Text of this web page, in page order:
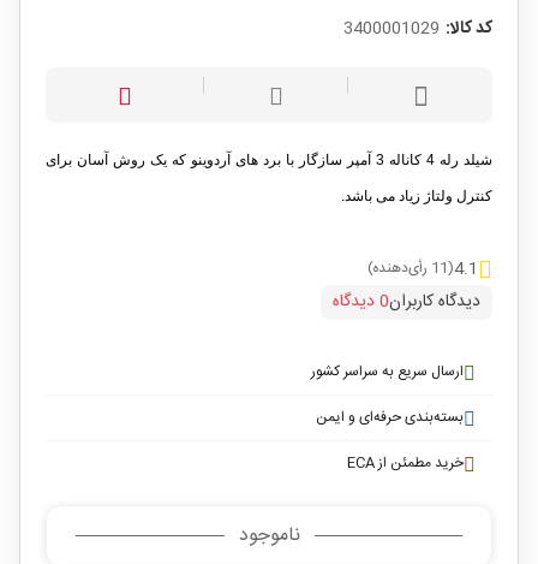
کد کالا: 3400001029
شیلد رله 4 کاناله 3 آمپر سازگار با برد های آردوینو که یک روش آسان برای
کنترل ولتاژ زیاد می باشد.
4.1(11 رأی‌دهنده)
دیدگاه کاربران0 دیدگاه
ارسال سریع به سراسر کشور
بسته‌بندی حرفه‌ای و ایمن
خرید مطمئن از ECA
ناموجود